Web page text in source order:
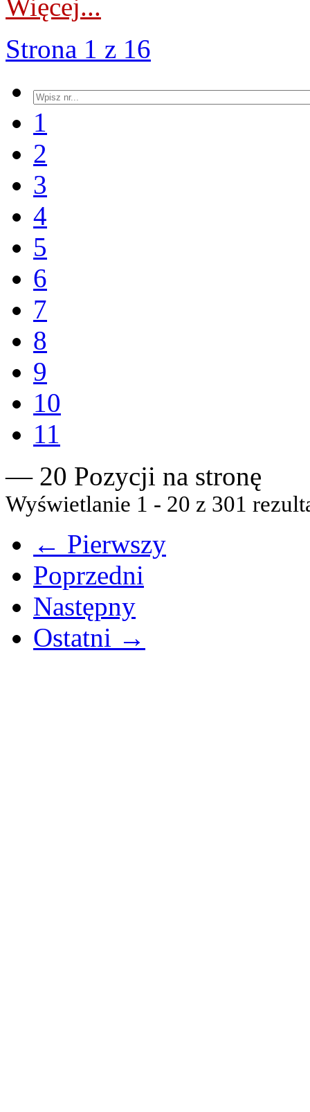
Więcej...
Strona 1 z 16
1
2
3
4
5
6
7
8
9
10
11
— 20 Pozycji na stronę
Wyświetlanie 1 - 20 z 301
← Pierwszy
Poprzedni
Następny
Ostatni →